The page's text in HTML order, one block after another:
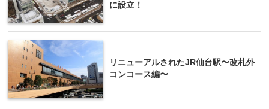
に設立！
リニューアルされたJR仙台駅〜改札外
コンコース編〜